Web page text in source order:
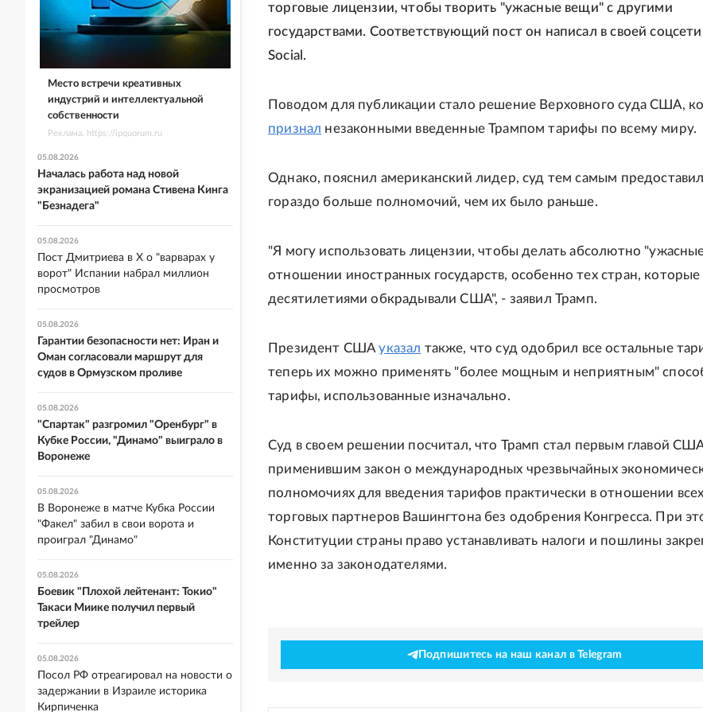
торговые лицензии, чтобы творить "ужасные вещи" с другими
государствами. Соответствующий пост он написал в своей
Social.
Поводом для публикации стало решение Верховного суда США,
признал незаконными введенные Трампом тарифы по всему миру.
Однако, пояснил американский лидер, суд тем самым
гораздо больше полномочий, чем их было раньше.
"Я могу использовать лицензии, чтобы делать абсолютно
отношении иностранных государств, особенно тех стран, которые
десятилетиями обкрадывали США", - заявил Трамп.
Президент СШАуказал также, что суд одобрил все остальные
теперь их можно применять "более мощным и неприятным"
тарифы, использованные изначально.
Суд в своем решении посчитал, что Трамп стал первым главой
применившим закон о международных чрезвычайных
полномочиях для введения тарифов практически в отношении всех
торговых партнеров Вашингтона без одобрения Конгресса. При
Конституции страны право устанавливать налоги и пошлины
именно за законодателями.
Подпишитесь на наш канал в Telegram
Место встречи креативных
индустрий и интеллектуальной
собственности
Реклама. https://ipquorum.ru
05.08.2026
Началась работа над новой
экранизацией романа Стивена Кинга
"Безнадега"
05.08.2026
Пост Дмитриева в X о "варварах у
ворот" Испании набрал миллион
просмотров
05.08.2026
Гарантии безопасности нет: Иран и
Оман согласовали маршрут для
судов в Ормузском проливе
05.08.2026
"Спартак" разгромил "Оренбург" в
Кубке России, "Динамо" выиграло в
Воронеже
05.08.2026
В Воронеже в матче Кубка России
"Факел" забил в свои ворота и
проиграл "Динамо"
05.08.2026
Боевик "Плохой лейтенант: Токио"
Такаси Миике получил первый
трейлер
05.08.2026
Посол РФ отреагировал на новости о
задержании в Израиле историка
Кирпиченка